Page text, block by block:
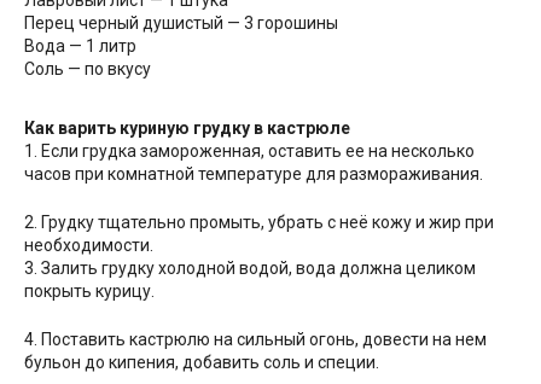
Перец черный душистый — 3 горошины
Вода — 1 литр
Соль — по вкусу
Как варить куриную грудку в кастрюле
1. Если грудка замороженная, оставить ее на несколько
часов при комнатной температуре для размораживания.
2. Грудку тщательно промыть, убрать с неё кожу и жир при
необходимости.
3. Залить грудку холодной водой, вода должна целиком
покрыть курицу.
4. Поставить кастрюлю на сильный огонь, довести на нем
бульон до кипения, добавить соль и специи.